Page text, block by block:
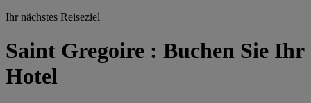
Ihr nächstes Reiseziel
Saint Gregoire : Buchen Sie Ihr
Hotel